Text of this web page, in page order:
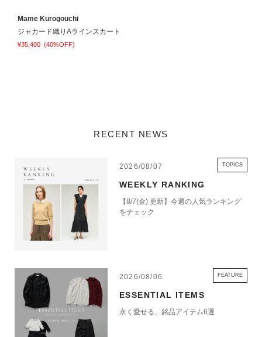
Mame Kurogouchi
ジャカード織りAラインスカート
¥35,400 (40%OFF)
RECENT NEWS
2026/08/07 TOPICS
WEEKLY RANKING
【8/7(金) 更新】今週の人気ランキング
をチェック
2026/08/06 FEATURE
ESSENTIAL ITEMS
永く愛せる、銘品アイテム6選